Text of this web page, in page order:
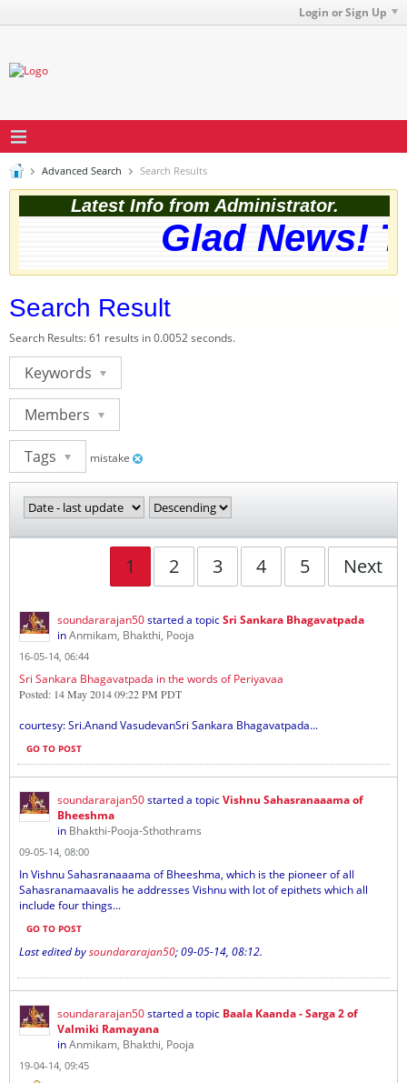
Login or Sign Up
Advanced Search Search Results
Latest Info from Administrator.
Glad News!
Search Result
Search Results:61 results in 0.0052 seconds.
Keywords
Members
Tags mistake
1 2 3 4 5 Next
soundararajan50started a topicSri Sankara Bhagavatpada
inAnmikam, Bhakthi, Pooja
16-05-14, 06:44
Sri Sankara Bhagavatpada in the words of Periyavaa
Posted: 14 May 2014 09:22 PM PDT
courtesy: Sri.Anand VasudevanSri Sankara Bhagavatpada...
GO TO POST
soundararajan50started a topicVishnu Sahasranaaama of
Bheeshma
in Bhakthi-Pooja-Sthothrams
09-05-14, 08:00
In Vishnu Sahasranaaama of Bheeshma, which is the pioneer of all
Sahasranamaavalis he addresses Vishnu with lot of epithets which all
include four things...
GO TO POST
Last edited bysoundararajan50;09-05-14, 08:12.
soundararajan50started a topic Baala Kaanda - Sarga 2 of
Valmiki Ramayana
inAnmikam, Bhakthi, Pooja
19-04-14, 09:45